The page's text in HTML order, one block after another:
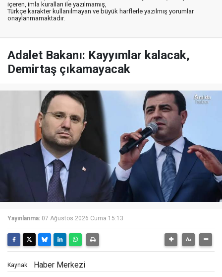
içeren, imla kuralları ile yazılmamış,
Türkçe karakter kullanılmayan ve büyük harflerle yazılmış yorumlar
onaylanmamaktadır.
Adalet Bakanı: Kayyımlar kalacak,
Demirtaş çıkamayacak
Yayınlanma: 07 Ağustos 2026 Cuma 15:13
Kaynak: Haber Merkezi